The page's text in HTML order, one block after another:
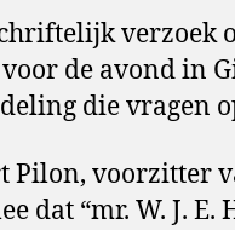
verzoek
de avond in
die vragen
Pilon, voorzitter
dat “mr. W. J.